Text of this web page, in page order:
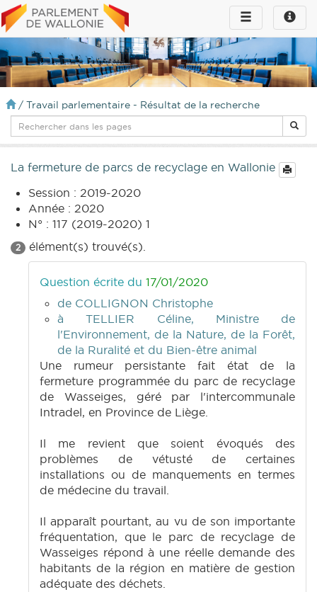
Toggle
infos
Toggle
navigation
/ Travail parlementaire - Résultat de la recherche
La fermeture de parcs de recyclage en Wallonie
Session : 2019-2020
Année : 2020
N° : 117 (2019-2020) 1
2 élément(s) trouvé(s).
Question écrite du 17/01/2020
de COLLIGNON Christophe
à TELLIER Céline, Ministre de
l'Environnement, de la Nature, de la Forêt,
de la Ruralité et du Bien-être animal
Une rumeur persistante fait état de la
fermeture programmée du parc de recyclage
de Wasseiges, géré par l'intercommunale
Intradel, en Province de Liège.
Il me revient que soient évoqués des
problèmes de vétusté de certaines
installations ou de manquements en termes
de médecine du travail.
Il apparaît pourtant, au vu de son importante
fréquentation, que le parc de recyclage de
Wasseiges répond à une réelle demande des
habitants de la région en matière de gestion
adéquate des déchets.